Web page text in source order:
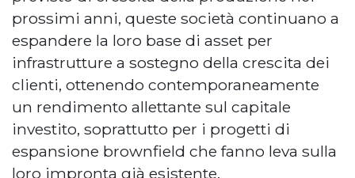
prossimi anni, queste società continuano a
espandere la loro base di asset per
infrastrutture a sostegno della crescita dei
clienti, ottenendo contemporaneamente
un rendimento allettante sul capitale
investito, soprattutto per i progetti di
espansione brownfield che fanno leva sulla
loro impronta già esistente.